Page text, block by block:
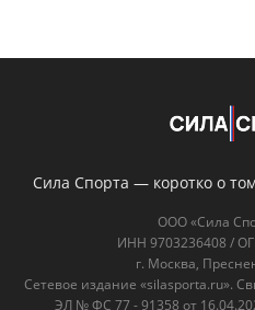
Сила Спорта — коротко о
ООО «Сила
ИНН 9703236408 /
г. Москва,
Сетевое издание «silasporta.ru».
ЭЛ № ФС 77 - 91358 от